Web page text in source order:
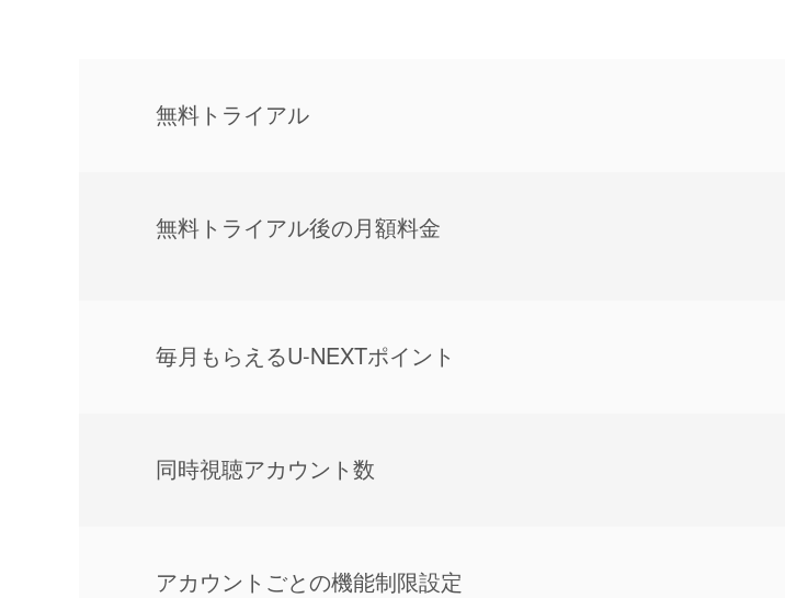
無料トライアル
無料トライアル後の⽉額料金
毎⽉もらえるU-NEXTポイント
同時視聴アカウント数
アカウントごとの機能制限設定